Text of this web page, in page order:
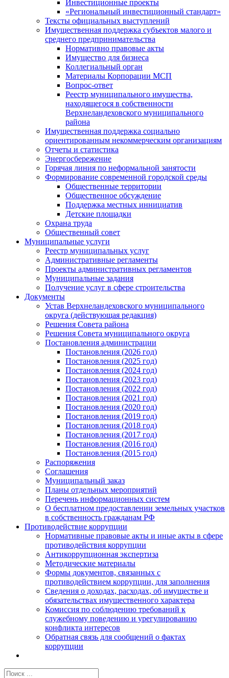
Инвестиционные проекты
«Региональный инвестиционный стандарт»
Тексты официальных выступлений
Имущественная поддержка субъектов малого и
среднего предпринимательства
Нормативно правовые акты
Имущество для бизнеса
Коллегиальный орган
Материалы Корпорации МСП
Вопрос-ответ
Реестр муниципального имущества,
находящегося в собственности
Верхнеландеховского муниципального
района
Имущественная поддержка социально
ориентированным некоммерческим организациям
Отчеты и статистика
Энергосбережение
Горячая линия по неформальной занятости
Формирование современной городской среды
Общественные территории
Общественное обсуждение
Поддержка местных иннициатив
Детские площадки
Охрана труда
Общественный совет
Муниципальные услуги
Реестр муниципальных услуг
Административные регламенты
Проекты административных регламентов
Муниципальные задания
Получение услуг в сфере строительства
Документы
Устав Верхнеландеховского муниципального
округа (действующая редакция)
Решения Совета района
Решения Совета муниципального округа
Постановления администрации
Постановления (2026 год)
Постановления (2025 год)
Постановления (2024 год)
Постановления (2023 год)
Постановления (2022 год)
Постановления (2021 год)
Постановления (2020 год)
Постановления (2019 год)
Постановления (2018 год)
Постановления (2017 год)
Постановления (2016 год)
Постановления (2015 год)
Распоряжения
Соглашения
Муниципальный заказ
Планы отдельных мероприятий
Перечень информационных систем
О бесплатном предоставлении земельных участков
в собственность гражданам РФ
Противодействие коррупции
Нормативные правовые акты и иные акты в сфере
противодействия коррупции
Антикоррупционная экспертиза
Методические материалы
Формы документов, связанных с
противодействием коррупции, для заполнения
Сведения о доходах, расходах, об имуществе и
обязательствах имущественного характера
Комиссия по соблюдению требований к
служебному поведению и урегулированию
конфликта интересов
Обратная связь для сообщений о фактах
коррупции
Результат